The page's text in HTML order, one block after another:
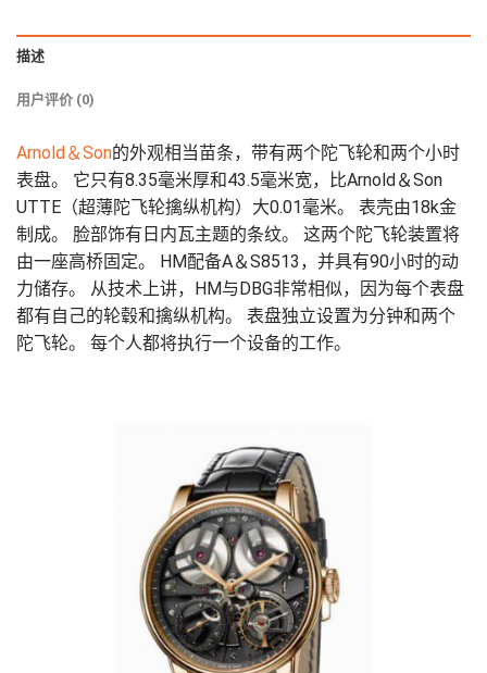
描述
用户评价 (0)
Arnold＆Son的外观相当苗条，带有两个陀飞轮和两个小时
表盘。 它只有8.35毫米厚和43.5毫米宽，比Arnold＆Son
UTTE（超薄陀飞轮擒纵机构）大0.01毫米。 表壳由18k金
制成。 脸部饰有日内瓦主题的条纹。 这两个陀飞轮装置将
由一座高桥固定。 HM配备A＆S8513，并具有90小时的动
力储存。 从技术上讲，HM与DBG非常相似，因为每个表盘
都有自己的轮毂和擒纵机构。 表盘独立设置为分钟和两个
陀飞轮。 每个人都将执行一个设备的工作。